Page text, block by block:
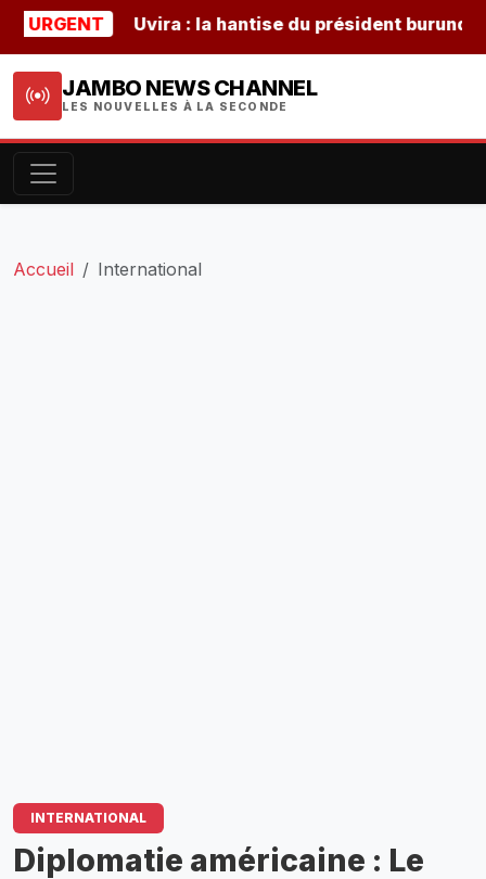
Uvira : la hantise du président burundais
JAMBO NEWS CHANNEL
LES NOUVELLES À LA SECONDE
Accueil International
INTERNATIONAL
​Diplomatie américaine : Le